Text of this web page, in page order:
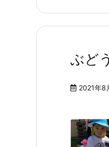
ぶど
2021年8